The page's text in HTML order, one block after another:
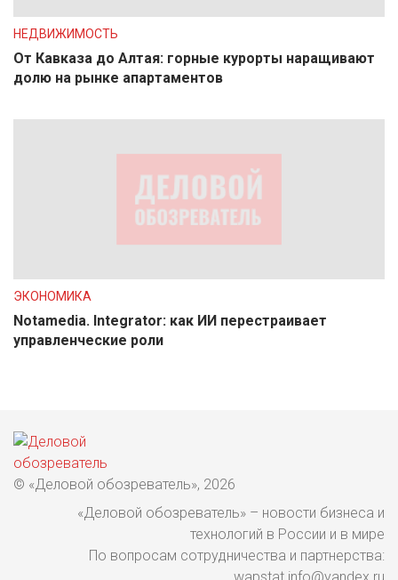
НЕДВИЖИМОСТЬ
От Кавказа до Алтая: горные курорты наращивают
долю на рынке апартаментов
ЭКОНОМИКА
Notamedia. Integrator: как ИИ перестраивает
управленческие роли
© «Деловой обозреватель», 2026
«Деловой обозреватель» – новости бизнеса и
технологий в России и в мире
По вопросам сотрудничества и партнерства: